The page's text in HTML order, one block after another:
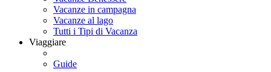
Vacanze in campagna
Vacanze al lago
Tutti i Tipi di Vacanza
Viaggiare
Guide